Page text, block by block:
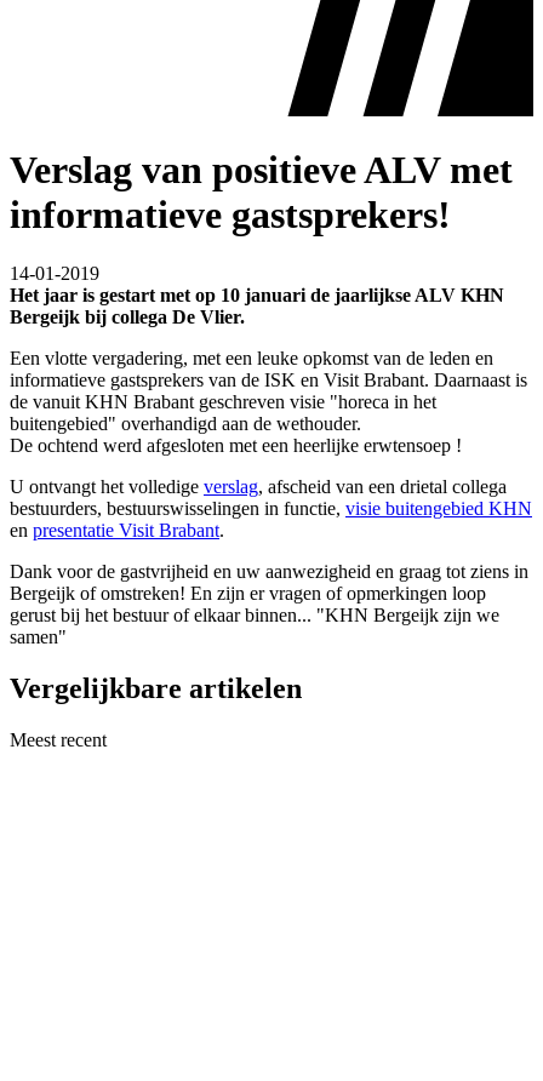
Verslag van positieve ALV met
informatieve gastsprekers!
14-01-2019
Het jaar is gestart met op 10 januari de jaarlijkse ALV KHN
Bergeijk bij collega De Vlier.
Een vlotte vergadering, met een leuke opkomst van de leden en
informatieve gastsprekers van de ISK en Visit Brabant. Daarnaast is
de vanuit KHN Brabant geschreven visie "horeca in het
buitengebied" overhandigd aan de wethouder.
De ochtend werd afgesloten met een heerlijke erwtensoep !
U ontvangt het volledige verslag, afscheid van een drietal collega
bestuurders, bestuurswisselingen in functie, visie buitengebied KHN
en presentatie Visit Brabant.
Dank voor de gastvrijheid en uw aanwezigheid en graag tot ziens in
Bergeijk of omstreken! En zijn er vragen of opmerkingen loop
gerust bij het bestuur of elkaar binnen... "KHN Bergeijk zijn we
samen"
Vergelijkbare artikelen
Meest recent